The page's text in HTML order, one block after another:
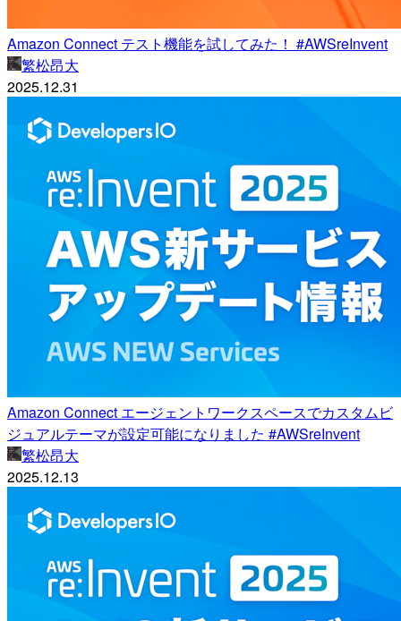
Amazon Connect テスト機能を試してみた！ #AWSreInvent
繁松昂大
2025.12.31
Amazon Connect エージェントワークスペースでカスタムビ
ジュアルテーマが設定可能になりました #AWSreInvent
繁松昂大
2025.12.13